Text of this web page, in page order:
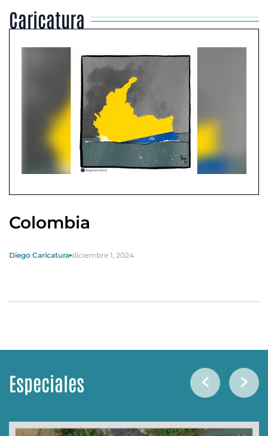
Caricatura
Colombia
Diego Caricatura diciembre 1, 2024
Especiales